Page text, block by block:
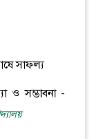
সাফল্য
ও সম্ভাবনা -